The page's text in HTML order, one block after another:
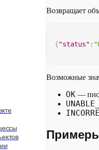
Возвращает
{"status" :
Возможные
OK —